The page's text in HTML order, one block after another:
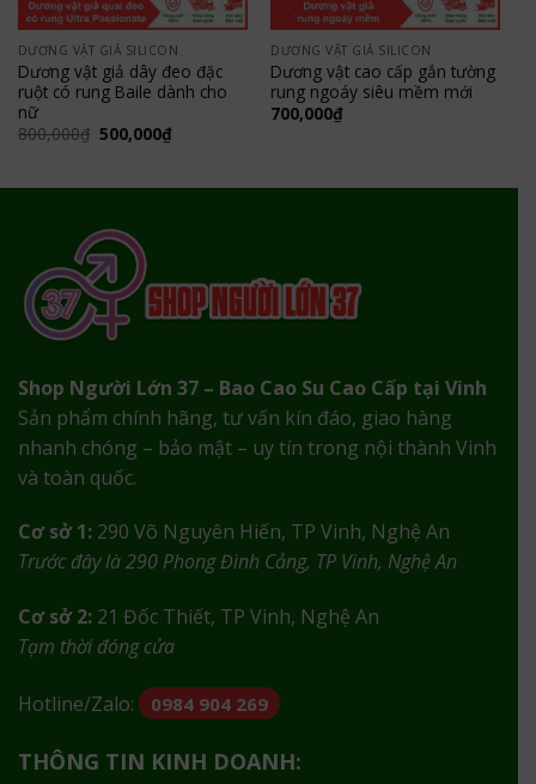
DƯƠNG VẬT GIẢ SILICON
Dương vật giả dây đeo đặc
ruột có rung Baile dành cho
nữ
800,000₫ Giá
gốc
500,000₫Giá
hiện
500,000₫.
DƯƠNG VẬT GIẢ SILICON
Dương vật cao cấp gắn tường
rung ngoáy siêu mềm mới
700,000₫
Shop Người Lớn 37 – Bao Cao Su Cao Cấp tại Vinh
Sản phẩm chính hãng, tư vấn kín đáo, giao hàng
nhanh chóng – bảo mật – uy tín trong nội thành Vinh
và toàn quốc.
Cơ sở 1: 290 Võ Nguyên Hiến, TP Vinh, Nghệ An
Trước đây là 290 Phong Đình Cảng, TP Vinh, Nghệ An
Cơ sở 2: 21 Đốc Thiết, TP Vinh, Nghệ An
Tạm thời đóng cửa
Hotline/Zalo: 0984 904 269
THÔNG TIN KINH DOANH: